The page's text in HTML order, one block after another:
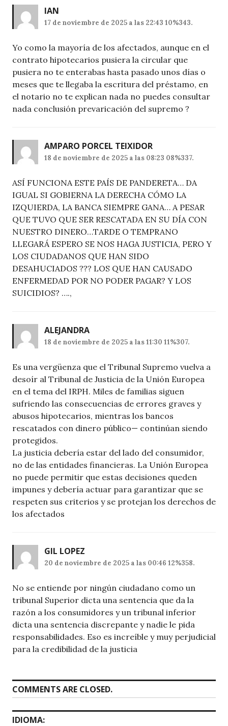
IAN
17 de noviembre de 2025 a las 22:43 10%343.
Yo como la mayoría de los afectados, aunque en el
contrato hipotecarios pusiera la circular que
pusiera no te enterabas hasta pasado unos días o
meses que te llegaba la escritura del préstamo, en
el notario no te explican nada no puedes consultar
nada conclusión prevaricación del supremo ?
AMPARO PORCEL TEIXIDOR
18 de noviembre de 2025 a las 08:23 08%337.
ASÍ FUNCIONA ESTE PAÍS DE PANDERETA… DA
IGUAL SI GOBIERNA LA DERECHA CÓMO LA
IZQUIERDA, LA BANCA SIEMPRE GANA… A PESAR
QUE TUVO QUE SER RESCATADA EN SU DÍA CON
NUESTRO DINERO…TARDE O TEMPRANO
LLEGARÁ ESPERO SE NOS HAGA JUSTICIA, PERO Y
LOS CIUDADANOS QUE HAN SIDO
DESAHUCIADOS ??? LOS QUE HAN CAUSADO
ENFERMEDAD POR NO PODER PAGAR? Y LOS
SUICIDIOS? ….,
ALEJANDRA
18 de noviembre de 2025 a las 11:30 11%307.
Es una vergüenza que el Tribunal Supremo vuelva a
desoír al Tribunal de Justicia de la Unión Europea
en el tema del IRPH. Miles de familias siguen
sufriendo las consecuencias de errores graves y
abusos hipotecarios, mientras los bancos
rescatados con dinero público— continúan siendo
protegidos.
La justicia debería estar del lado del consumidor,
no de las entidades financieras. La Unión Europea
no puede permitir que estas decisiones queden
impunes y debería actuar para garantizar que se
respeten sus criterios y se protejan los derechos de
los afectados
GIL LOPEZ
20 de noviembre de 2025 a las 00:46 12%358.
No se entiende por ningún ciudadano como un
tribunal Superior dicta una sentencia que da la
razón a los consumidores y un tribunal inferior
dicta una sentencia discrepante y nadie le pida
responsabilidades. Eso es increíble y muy perjudicial
para la credibilidad de la justicia
COMMENTS ARE CLOSED.
IDIOMA: